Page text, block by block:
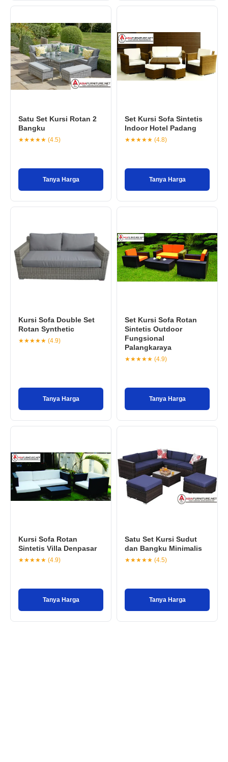
Satu Set Kursi Rotan 2
Bangku
★★★★★ (4.5)
Tanya Harga
Set Kursi Sofa Sintetis
Indoor Hotel Padang
★★★★★ (4.8)
Tanya Harga
Kursi Sofa Double Set
Rotan Synthetic
★★★★★ (4.9)
Tanya Harga
Set Kursi Sofa Rotan
Sintetis Outdoor
Fungsional
Palangkaraya
★★★★★ (4.9)
Tanya Harga
Kursi Sofa Rotan
Sintetis Villa Denpasar
★★★★★ (4.9)
Tanya Harga
Satu Set Kursi Sudut
dan Bangku Minimalis
★★★★★ (4.5)
Tanya Harga